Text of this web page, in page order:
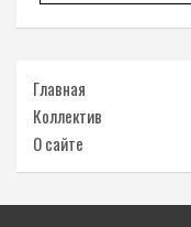
Главная
Коллектив
О сайте